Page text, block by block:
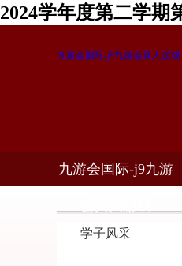
2024学年度第二学期
九游会国际-j9九游会真人游戏
九游会国际-j9九游
学子风采